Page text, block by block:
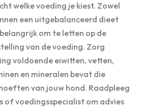
welke voeding je kiest. Zowel
een uitgebalanceerd dieet
om te letten op de
van de voeding. Zorg
voldoende eiwitten, vetten,
en mineralen bevat die
van jouw hond. Raadpleeg
of voedingsspecialist om advies